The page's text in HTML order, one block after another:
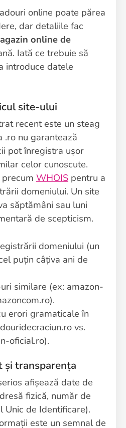
online poate părea
dar detaliile fac
online de
Iată ce trebuie să
introduce datele
site-ului
recent este un steag
.ro nu garantează
pot înregistra ușor
celor cunoscute.
WHOIS pentru a
domeniului. Un site
săptămâni sau luni
de scepticism.
domeniului (un
puțin câțiva ani de
similare (ex: amazon-
erori gramaticale în
vs.
oficial.ro).
și transparența
afișează date de
fizică, număr de
Unic de Identificare).
este un semnal de